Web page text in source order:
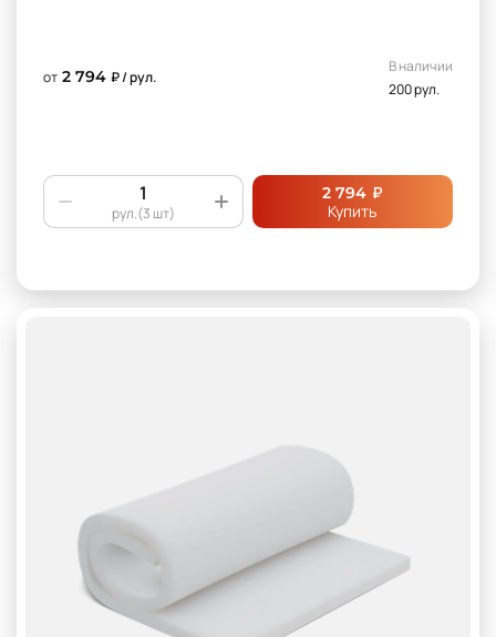
от 2 794 ₽ / рул.
В наличии
200 рул.
рул.(3 шт)
2 794 ₽
Купить